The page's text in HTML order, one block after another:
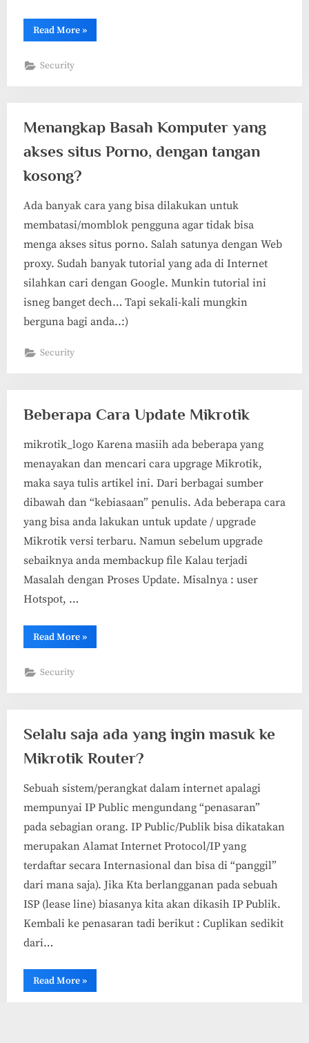
Read More“Step
by
»
Security
Menangkap Basah Komputer yang
akses situs Porno, dengan tangan
kosong?
Ada banyak cara yang bisa dilakukan untuk
membatasi/momblok pengguna agar tidak bisa
menga akses situs porno. Salah satunya dengan Web
proxy. Sudah banyak tutorial yang ada di Internet
silahkan cari dengan Google. Munkin tutorial ini
isneg banget dech… Tapi sekali-kali mungkin
berguna bagi anda..:)
Security
Beberapa Cara Update Mikrotik
mikrotik_logo Karena masiih ada beberapa yang
menayakan dan mencari cara upgrage Mikrotik,
maka saya tulis artikel ini. Dari berbagai sumber
dibawah dan “kebiasaan” penulis. Ada beberapa cara
yang bisa anda lakukan untuk update / upgrade
Mikrotik versi terbaru. Namun sebelum upgrade
sebaiknya anda membackup file Kalau terjadi
Masalah dengan Proses Update. Misalnya : user
Hotspot, …
Read More“Beberapa
Cara
»
Security
Selalu saja ada yang ingin masuk ke
Mikrotik Router?
Sebuah sistem/perangkat dalam internet apalagi
mempunyai IP Public mengundang “penasaran”
pada sebagian orang. IP Public/Publik bisa dikatakan
merupakan Alamat Internet Protocol/IP yang
terdaftar secara Internasional dan bisa di “panggil”
dari mana saja). Jika Kta berlangganan pada sebuah
ISP (lease line) biasanya kita akan dikasih IP Publik.
Kembali ke penasaran tadi berikut : Cuplikan sedikit
dari…
Read More“Selalu
saja
»